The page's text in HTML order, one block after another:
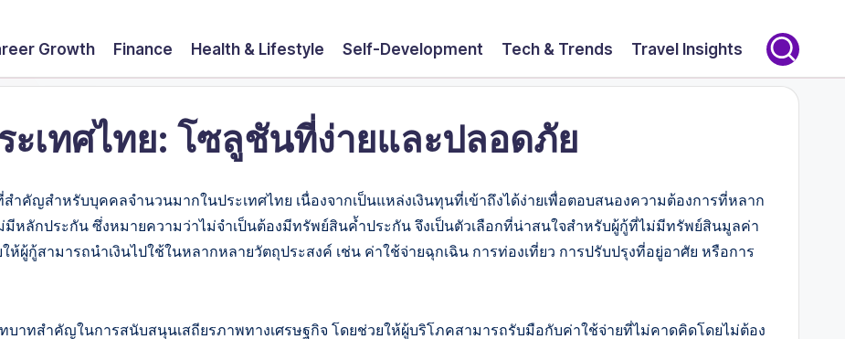
Growth Finance Health & Lifestyle Self-Development Tech & Trends Travel Insights
ะเทศไทย: โซลูชันที่ง่ายและปลอดภัย
สำคัญสำหรับบุคคลจำนวนมากในประเทศไทย เนื่องจากเป็นแหล่งเงินทุนที่เข้าถึงได้ง่ายเพื่อตอบสนองความต้องการที่หลาก
มีหลักประกัน ซึ่งหมายความว่าไม่จำเป็นต้องมีทรัพย์สินค้ำประกัน จึงเป็นตัวเลือกที่น่าสนใจสำหรับผู้กู้ที่ไม่มีทรัพย์สินมูลค่า
ผู้กู้สามารถนำเงินไปใช้ในหลากหลายวัตถุประสงค์ เช่น ค่าใช้จ่ายฉุกเฉิน การท่องเที่ยว การปรับปรุงที่อยู่อาศัย หรือการ
บาทสำคัญในการสนับสนุนเสถียรภาพทางเศรษฐกิจ โดยช่วยให้ผู้บริโภคสามารถรับมือกับค่าใช้จ่ายที่ไม่คาดคิดโดยไม่ต้อง